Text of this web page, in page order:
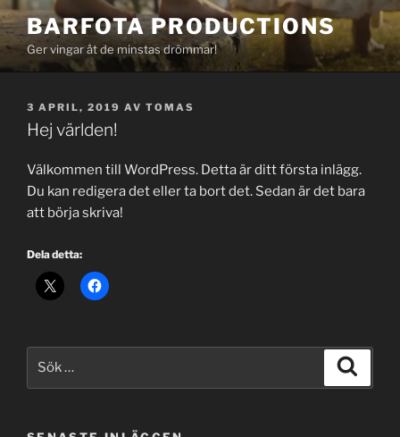
Hoppa
till
innehåll
BARFOTA PRODUCTIONS
Ger vingar åt de minstas drömmar!
PUBLICERAT
3 APRIL, 2019 AV TOMAS
Hej världen!
Välkommen till WordPress. Detta är ditt första inlägg.
Du kan redigera det eller ta bort det. Sedan är det bara
att börja skriva!
Dela detta: